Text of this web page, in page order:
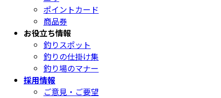
ポイントカード
商品券
お役立ち情報
釣りスポット
釣りの仕掛け集
釣り場のマナー
採用情報
ご意見・ご要望